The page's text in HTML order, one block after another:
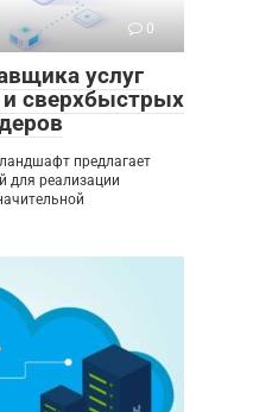
0
услуг
сверхбыстрых
предлагает
для реализации